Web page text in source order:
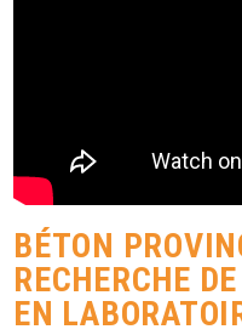
BÉTON
RECHERCHE
EN